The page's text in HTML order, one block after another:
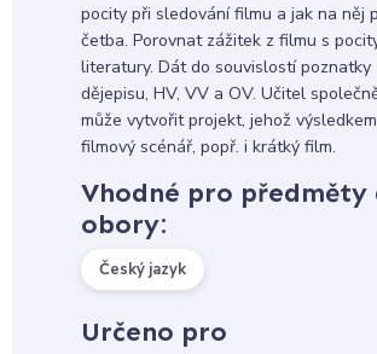
pocity při sledování filmu a jak na něj
četba. Porovnat zážitek z filmu s
literatury. Dát do souvislostí poznatky
dějepisu, HV, VV a OV. Učitel
může vytvořit projekt, jehož
filmový scénář, popř. i krátký film.
Vhodné pro předměty
obory:
Český jazyk
Určeno pro